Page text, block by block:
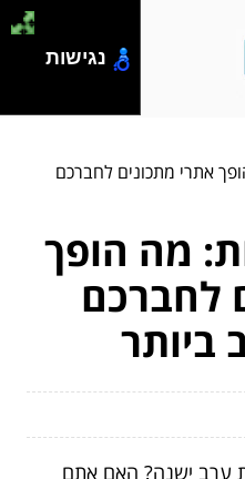
אתרי מתכונים לחברכם
מה הופך
לחברכם
ביותר
ערב ישנה? האם אתם
נגישות